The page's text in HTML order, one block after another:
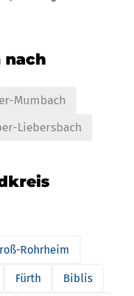
nach
Mumbach
Liebersbach
Rohrheim
Fürth Biblis